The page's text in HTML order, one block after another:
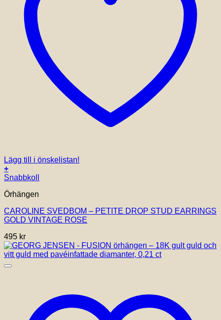
Lägg till i önskelistan!
+
Snabbkoll
Örhängen
CAROLINE SVEDBOM – PETITE DROP STUD EARRINGS
GOLD VINTAGE ROSE
495 kr